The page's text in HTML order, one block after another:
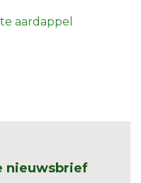
aardappel
nieuwsbrief